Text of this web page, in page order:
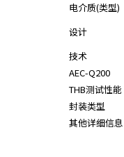
电介质(类型)
设计
技术
AEC-Q200
THB测试性能
封装类型
其他详细信息